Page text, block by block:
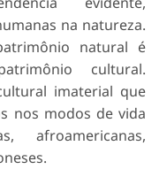
na natureza.
natural é
cultural.
imaterial que
nos modos de vida
afroamericanas,